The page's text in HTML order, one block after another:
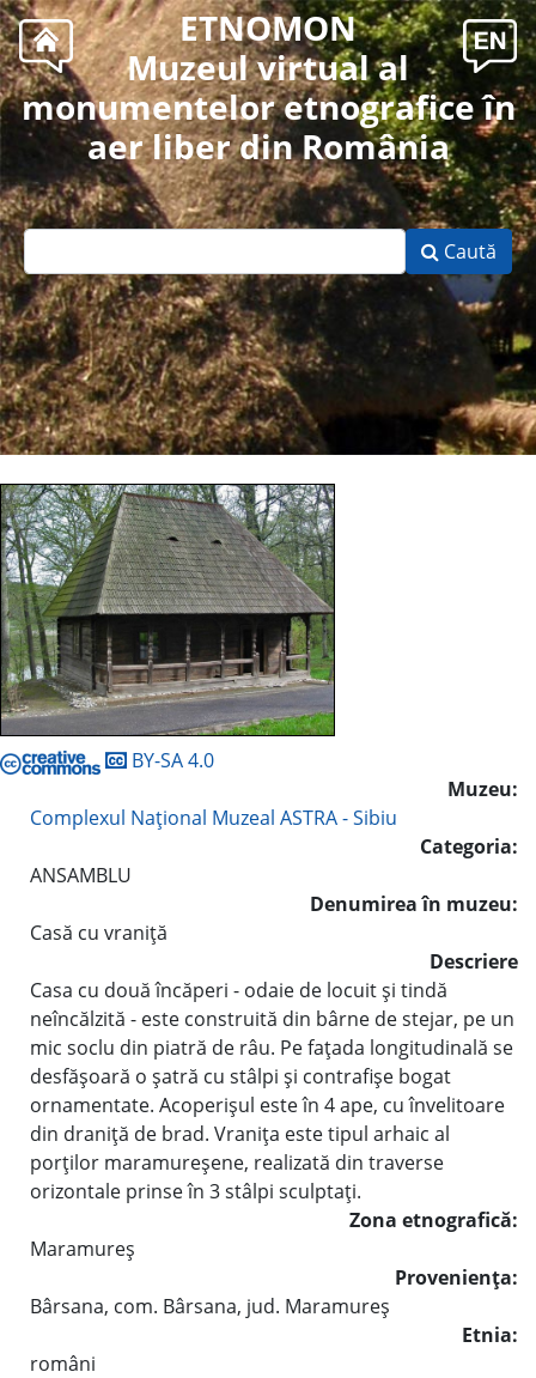
ETNOMON
Muzeul virtual al
monumentelor etnografice în
aer liber din România
Caută
BY-SA 4.0
Muzeu:
Complexul Naţional Muzeal ASTRA - Sibiu
Categoria:
ANSAMBLU
Denumirea în muzeu:
Casă cu vraniţă
Descriere
Casa cu două încăperi - odaie de locuit şi tindă
neîncălzită - este construită din bârne de stejar, pe un
mic soclu din piatră de râu. Pe faţada longitudinală se
desfăşoară o şatră cu stâlpi şi contrafişe bogat
ornamentate. Acoperişul este în 4 ape, cu învelitoare
din draniţă de brad. Vraniţa este tipul arhaic al
porţilor maramureşene, realizată din traverse
orizontale prinse în 3 stâlpi sculptaţi.
Zona etnografică:
Maramureş
Provenienţa:
Bârsana, com. Bârsana, jud. Maramureş
Etnia:
români